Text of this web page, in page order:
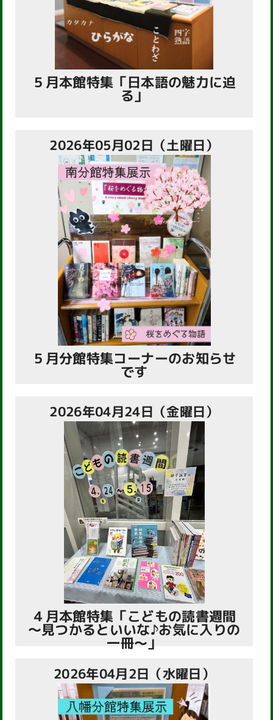
５月本館特集「日本語の魅力に迫
る」
2026年05月02日（土曜日）
５月分館特集コーナーのお知らせ
です
2026年04月24日（金曜日）
４月本館特集「こどもの読書週間
～見つかるといいな♪お気に入りの
一冊～」
2026年04月2日（水曜日）